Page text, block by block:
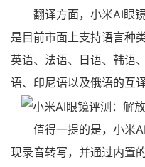
翻译方面，小米AI眼镜
是目前市面上支持语言种
英语、法语、日语、韩语
语、印尼语以及俄语的互译
值得一提的是，小米AI
现录音转写，并通过内置